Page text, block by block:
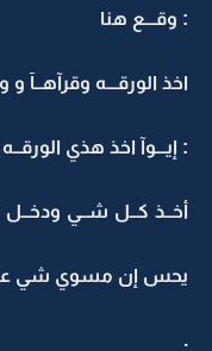
: وقـــع هنا
اخذ الورقـــه
: إيـــوآ اخذ هذي الورقــه
أخــذ كــل شــي
يحس إن مسوي شي
.